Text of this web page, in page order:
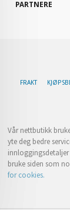
PARTNERE
FRAKT
Vår nettbutikk
yte deg bedre
bruke siden som
for cookies.